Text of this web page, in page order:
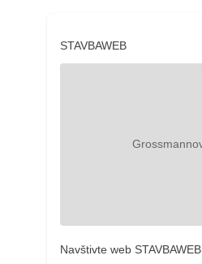
STAVBAWEB
Navštivte web STAVBAWEB